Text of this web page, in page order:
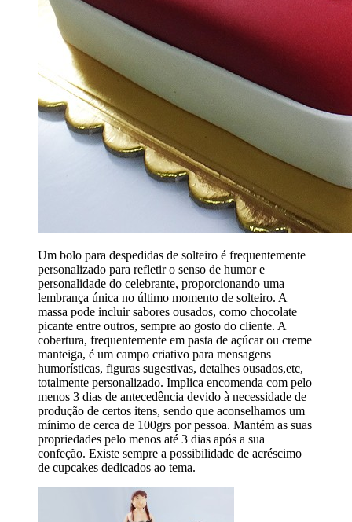
Um bolo para despedidas de solteiro é frequentemente
personalizado para refletir o senso de humor e
personalidade do celebrante, proporcionando uma
lembrança única no último momento de solteiro. A
massa pode incluir sabores ousados, como chocolate
picante entre outros, sempre ao gosto do cliente. A
cobertura, frequentemente em pasta de açúcar ou creme
manteiga, é um campo criativo para mensagens
humorísticas, figuras sugestivas, detalhes ousados,etc,
totalmente personalizado. Implica encomenda com pelo
menos 3 dias de antecedência devido à necessidade de
produção de certos itens, sendo que aconselhamos um
mínimo de cerca de 100grs por pessoa. Mantém as suas
propriedades pelo menos até 3 dias após a sua
confeção. Existe sempre a possibilidade de acréscimo
de cupcakes dedicados ao tema.